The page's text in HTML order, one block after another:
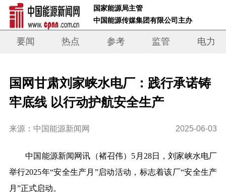
国家能源局主管
中国能源传媒集团有限公司主办
要闻 热点 参考 监管 电力
国网甘肃刘家峡水电厂：践行承诺铸
牢底线 以行动护航安全生产
来源：中国能源新闻网 2025-06-03
中国能源新闻网讯 （褚召伟） 5月28日，刘家峡水电厂
举行2025年“安全生产月”启动活动，标志着该厂“安全生产
月”正式启动。